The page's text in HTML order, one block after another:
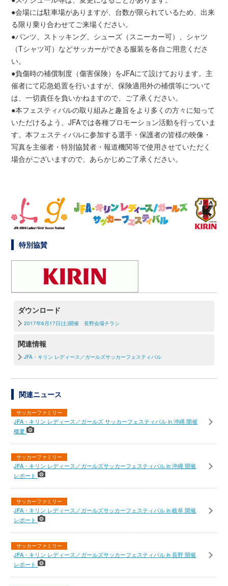
●会場には駐車場がありますが、台数が限られているため、出来
る限り乗り合わせてご来場ください。
●パンツ、ストッキング、シューズ（スニーカー可）、シャツ
（Tシャツ可）などサッカーができる服装を各自ご用意くださ
い。
●負傷時の補償制度（傷害保険）をJFAにて設けております。主
催者にて応急処置を行いますが、保険適用外の補償等について
は、一切責任を負いかねますので、ご了承ください。
●本フェスティバルの取り組みと趣旨をより多くの方々に知って
いただけるよう、JFAでは各種プロモーション活動を行っていま
す。本フェスティバルに参加する選手・保護者の皆様の映像・
写真を主催者・特別協賛者・報道機関等で使用させていただく
場合がございますので、あらかじめご了承ください。
特別協賛
ダウンロード
2017年6月17日(土)開催 長野会場チラシ
関連情報
JFA・キリン レディース／ガールズサッカーフェスティバル
関連ニュース
サッカーファミリー
JFA・キリン レディース／ガールズ サッカーフェスティバル in 沖縄 開催
概要
サッカーファミリー
JFA・キリン レディース／ガールズサッカーフェスティバル in 沖縄 開催
レポート
サッカーファミリー
JFA・キリン レディース／ガールズサッカーフェスティバル in 岐阜 開催
レポート
サッカーファミリー
JFA・キリン レディース／ガールズサッカーフェスティバル in 長野 開催
レポート